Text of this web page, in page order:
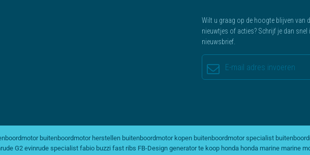
Wilt u graag op de hoogte blijven van
nieuwtjes of acties? Schrijf je dan snel
nieuwsbrief.
buitenboordmotor herstellen buitenboordmotor kopen buitenboordmotor specialist
G2 evinrude specialist fabio buzzi fast ribs FB-Design generator te koop honda honda marine marine